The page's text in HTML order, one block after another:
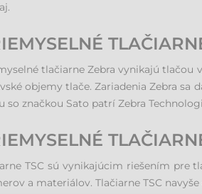
tlačiarne Zebra vynikajú tlačou
objemy tlače. Zariadenia Zebra sa
so značkou Sato patrí Zebra
TSC sú vynikajúcim riešením pre
a materiálov. Tlačiarne TSC